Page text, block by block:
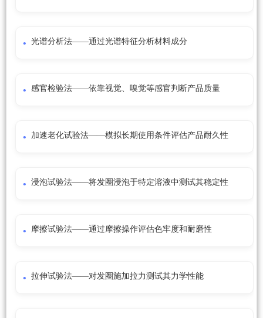
光谱分析法——通过光谱特征分析材料成分
感官检验法——依靠视觉、嗅觉等感官判断产品质量
加速老化试验法——模拟长期使用条件评估产品耐久性
浸泡试验法——将发圈浸泡于特定溶液中测试其稳定性
摩擦试验法——通过摩擦操作评估色牢度和耐磨性
拉伸试验法——对发圈施加拉力测试其力学性能